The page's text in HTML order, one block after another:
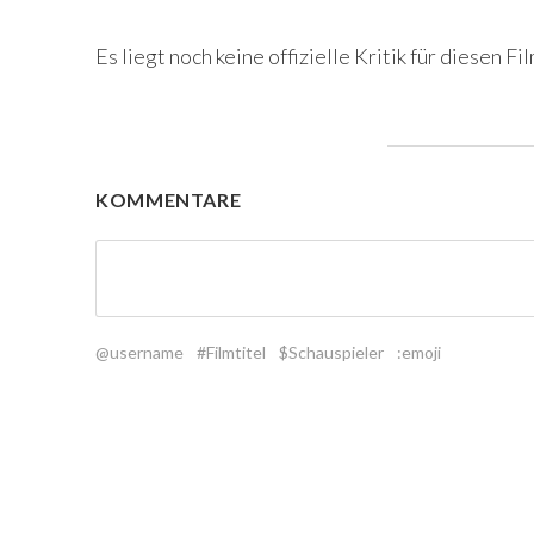
Es liegt noch keine offizielle Kritik für diesen
KOMMENTARE
@username #Filmtitel $Schauspieler :emoji